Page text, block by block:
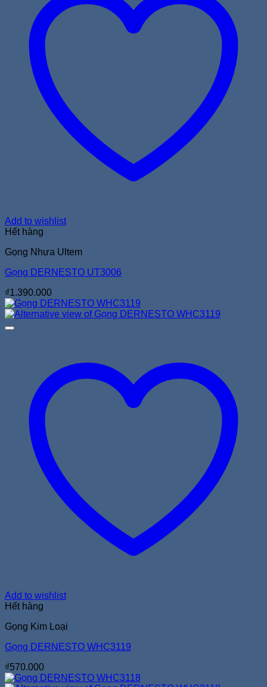
Add to wishlist
Hết hàng
Gọng Nhựa Ultem
Gọng DERNESTO UT3006
₫1.390.000
Add to wishlist
Hết hàng
Gọng Kim Loại
Gọng DERNESTO WHC3119
₫570.000